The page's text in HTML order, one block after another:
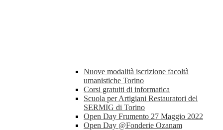
Nuove modalità iscrizione facoltà
umanistiche Torino
Corsi gratuiti di informatica
Scuola per Artigiani Restauratori del
SERMIG di Torino
Open Day Frumento 27 Maggio 2022
Open Day @Fonderie Ozanam